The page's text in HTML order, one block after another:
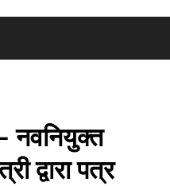
द्वारा पत्र